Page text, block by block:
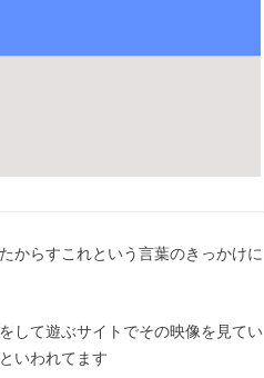
からすこれという言葉のきっかけに
して遊ぶサイトでその映像を見てい
いわれてます